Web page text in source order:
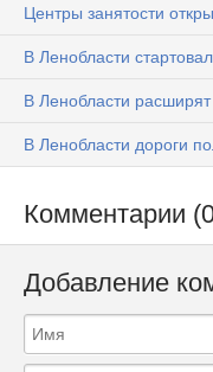
Центры занятости
В Ленобласти
В Ленобласти
В Ленобласти дороги
Комментарии
Добавление